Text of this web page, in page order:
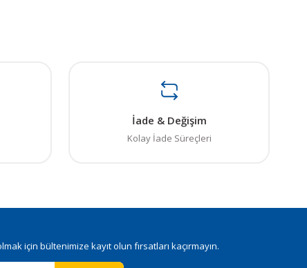
İade & Değişim
Kolay İade Süreçleri
için bültenimize kayıt olun fırsatları kaçırmayın.